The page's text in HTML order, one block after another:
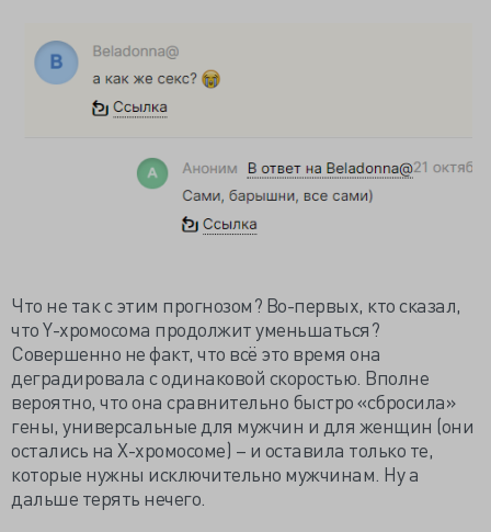
Что не так с этим прогнозом? Во-первых, кто сказал,
что Y-хромосома продолжит уменьшаться?
Совершенно не факт, что всё это время она
деградировала с одинаковой скоростью. Вполне
вероятно, что она сравнительно быстро «сбросила»
гены, универсальные для мужчин и для женщин (они
остались на X-хромосоме) – и оставила только те,
которые нужны исключительно мужчинам. Ну а
дальше терять нечего.